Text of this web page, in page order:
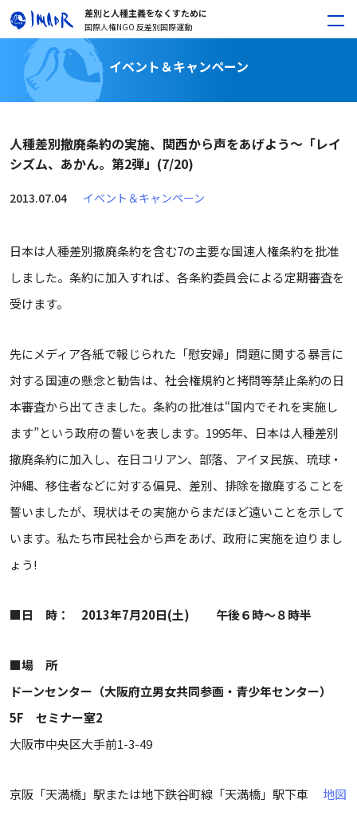
差別と人種主義をなくすために
国際人権NGO 反差別国際運動
イベント＆キャンペーン
人種差別撤廃条約の実施、関西から声をあげよう〜「レイ
シズム、あかん。第2弾」(7/20)
2013.07.04 イベント＆キャンペーン
日本は人種差別撤廃条約を含む7の主要な国連人権条約を批准
しました。条約に加入すれば、各条約委員会による定期審査を
受けます。
先にメディア各紙で報じられた「慰安婦」問題に関する暴言に
対する国連の懸念と勧告は、社会権規約と拷問等禁止条約の日
本審査から出てきました。条約の批准は“国内でそれを実施し
ます”という政府の誓いを表します。1995年、日本は人種差別
撤廃条約に加入し、在日コリアン、部落、アイヌ民族、琉球・
沖縄、移住者などに対する偏見、差別、排除を撤廃することを
誓いましたが、現状はその実施からまだほど遠いことを示して
います。私たち市民社会から声をあげ、政府に実施を迫りまし
ょう!
■日 時： 2013年7月20日(土) 午後６時～８時半
■場 所
ドーンセンター（大阪府立男女共同参画・青少年センター）
5F セミナー室2
大阪市中央区大手前1-3-49
京阪「天満橋」駅または地下鉄谷町線「天満橋」駅下車 地図